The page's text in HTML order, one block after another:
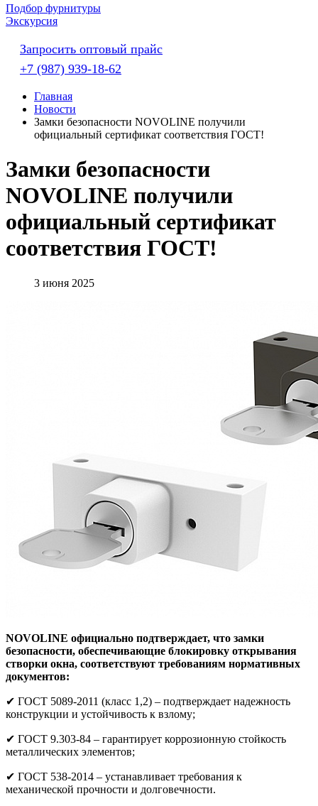
Подбор фурнитуры
Экскурсия
Запросить оптовый прайс
+7 (987) 939-18-62
Главная
Новости
Замки безопасности NOVOLINE получили
официальный сертификат соответствия ГОСТ!
Замки безопасности
NOVOLINE получили
официальный сертификат
соответствия ГОСТ!
3 июня 2025
NOVOLINE официально подтверждает, что замки
безопасности, обеспечивающие блокировку открывания
створки окна, соответствуют требованиям нормативных
документов:
✔ ГОСТ 5089-2011 (класс 1,2) – подтверждает надежность
конструкции и устойчивость к взлому;
✔ ГОСТ 9.303-84 – гарантирует коррозионную стойкость
металлических элементов;
✔ ГОСТ 538-2014 – устанавливает требования к
механической прочности и долговечности.